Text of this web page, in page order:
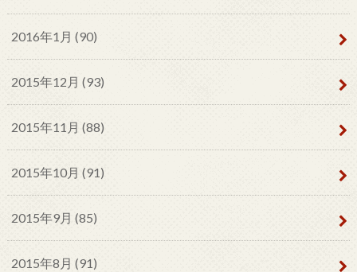
2016年1月 (90)
2015年12月 (93)
2015年11月 (88)
2015年10月 (91)
2015年9月 (85)
2015年8月 (91)